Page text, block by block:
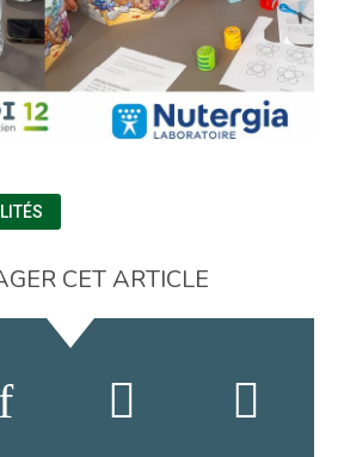
CET ARTICLE